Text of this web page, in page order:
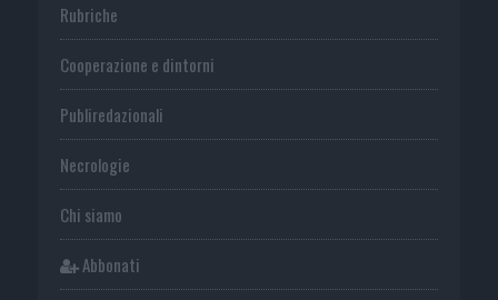
Rubriche
Cooperazione e dintorni
Publiredazionali
Necrologie
Chi siamo
Abbonati